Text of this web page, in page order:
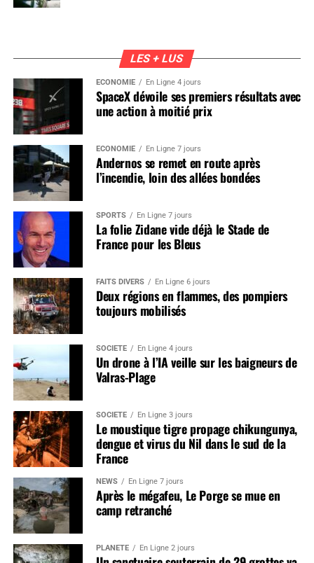
LES + LUS
ÉCONOMIE En Ligne 4 jours
SpaceX dévoile ses premiers résultats avec
une action à moitié prix
ÉCONOMIE En Ligne 7 jours
Andernos se remet en route après
l’incendie, loin des allées bondées
SPORTS En Ligne 7 jours
La folie Zidane vide déjà le Stade de
France pour les Bleus
FAITS DIVERS En Ligne 6 jours
Deux régions en flammes, des pompiers
toujours mobilisés
SOCIÉTÉ En Ligne 4 jours
Un drone à l’IA veille sur les baigneurs de
Valras-Plage
SOCIÉTÉ En Ligne 3 jours
Le moustique tigre propage chikungunya,
dengue et virus du Nil dans le sud de la
France
NEWS En Ligne 7 jours
Après le mégafeu, Le Porge se mue en
camp retranché
PLANÈTE En Ligne 2 jours